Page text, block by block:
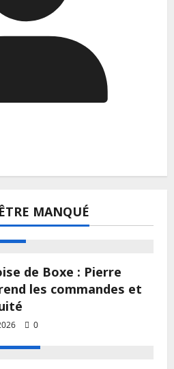
MANQUÉ
de Boxe : Pierre
les commandes et
0